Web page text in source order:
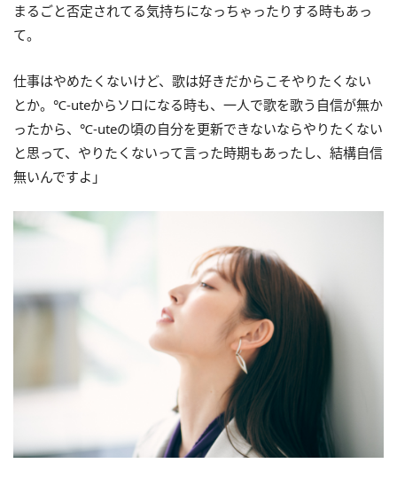
まるごと否定されてる気持ちになっちゃったりする時もあっ
て。
仕事はやめたくないけど、歌は好きだからこそやりたくない
とか。℃-uteからソロになる時も、一人で歌を歌う自信が無か
ったから、℃-uteの頃の自分を更新できないならやりたくない
と思って、やりたくないって言った時期もあったし、結構自信
無いんですよ」